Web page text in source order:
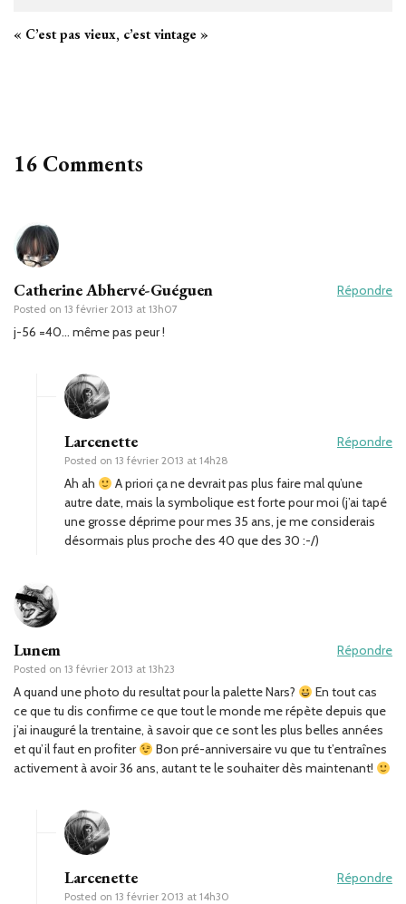
« C’est pas vieux, c’est vintage »
16 Comments
Catherine Abhervé-Guéguen
Posted on 13 février 2013 at 13h07
Répondre
j-56 =40… même pas peur !
Larcenette
Posted on 13 février 2013 at 14h28
Répondre
Ah ah
A priori ça ne devrait pas plus faire mal qu’une
autre date, mais la symbolique est forte pour moi (j’ai tapé
une grosse déprime pour mes 35 ans, je me considerais
désormais plus proche des 40 que des 30 :-/)
Lunem
Posted on 13 février 2013 at 13h23
Répondre
A quand une photo du resultat pour la palette Nars?
En tout cas
ce que tu dis confirme ce que tout le monde me répète depuis que
j’ai inauguré la trentaine, à savoir que ce sont les plus belles années
et qu’il faut en profiter
Bon pré-anniversaire vu que tu t’entraînes
activement à avoir 36 ans, autant te le souhaiter dès maintenant!
Larcenette
Posted on 13 février 2013 at 14h30
Répondre